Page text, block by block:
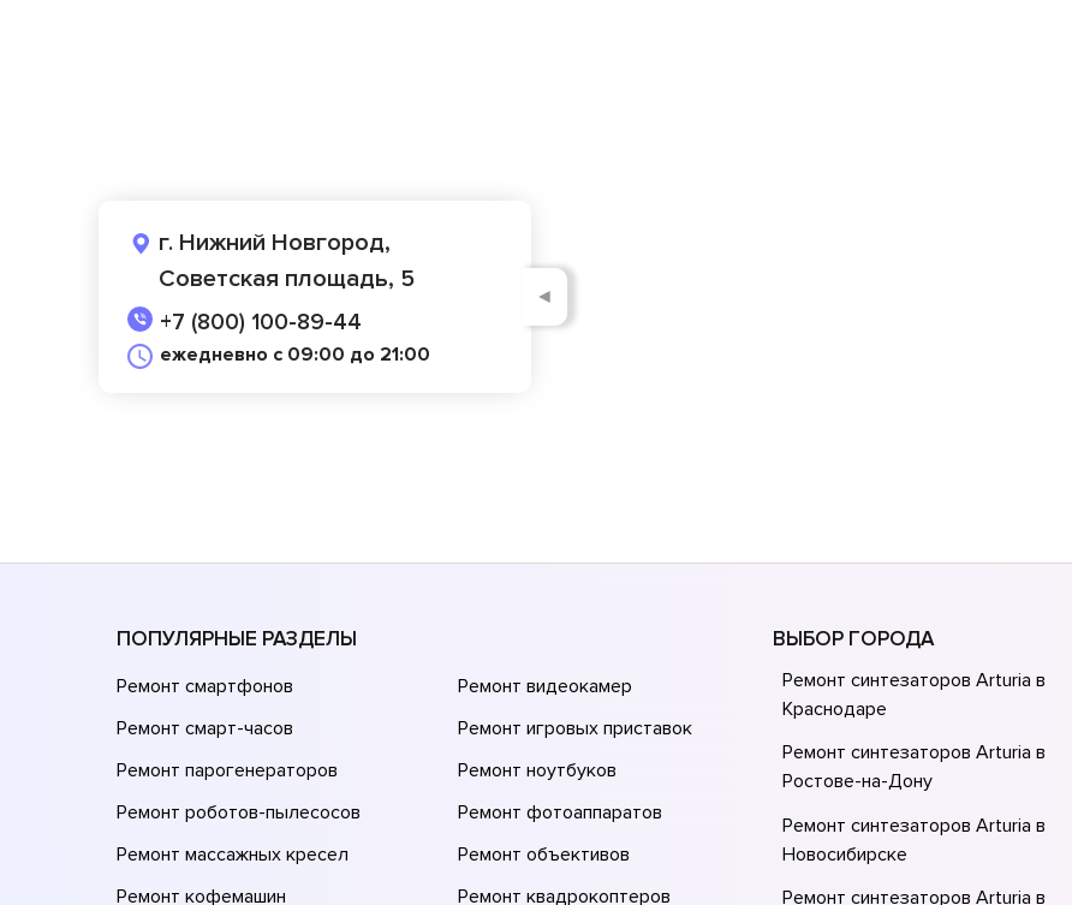
г. Нижний Новгород,
Советская площадь, 5
+7 (800) 100-89-44
ежедневно с 09:00 до 21:00
◄
ПОПУЛЯРНЫЕ РАЗДЕЛЫ
Ремонт смартфонов
Ремонт смарт-часов
Ремонт парогенераторов
Ремонт роботов-пылесосов
Ремонт массажных кресел
Ремонт кофемашин
Ремонт видеокамер
Ремонт игровых приставок
Ремонт ноутбуков
Ремонт фотоаппаратов
Ремонт объективов
Ремонт квадрокоптеров
ВЫБОР ГОРОДА
Ремонт синтезаторов Arturia в
Краснодаре
Ремонт синтезаторов Arturia в
Ростове-на-Донy
Ремонт синтезаторов Arturia в
Новосибирске
Ремонт синтезаторов Arturia в